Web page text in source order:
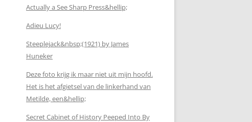
Actually a See Sharp Press&hellip;
Adieu Lucy!
Steeplejack&nbsp;(1921) by James
Huneker
Deze foto krijg ik maar niet uit mijn hoofd.
Het is het afgietsel van de linkerhand van
Metilde, een&hellip;
Secret Cabinet of History Peeped Into By